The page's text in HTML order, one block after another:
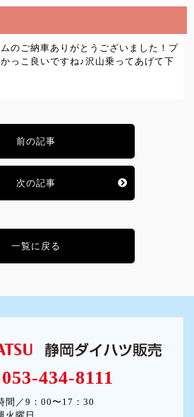
のご納車ありがとうございました！プ
っこ良いですね♪沢山乗ってあげて下
前の記事
次の記事
一覧に戻る
434-8111
間／9：00〜17：30